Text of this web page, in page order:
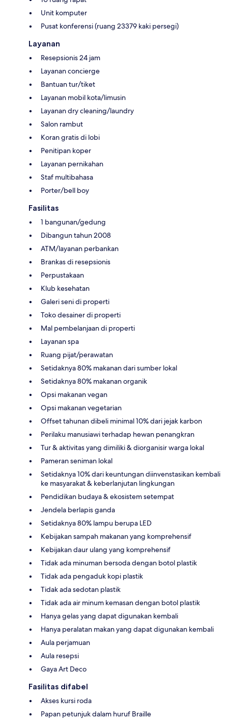
Unit komputer
Pusat konferensi (ruang 23379 kaki persegi)
Layanan
Resepsionis 24 jam
Layanan concierge
Bantuan tur/tiket
Layanan mobil kota/limusin
Layanan dry cleaning/laundry
Salon rambut
Koran gratis di lobi
Penitipan koper
Layanan pernikahan
Staf multibahasa
Porter/bell boy
Fasilitas
1 bangunan/gedung
Dibangun tahun 2008
ATM/layanan perbankan
Brankas di resepsionis
Perpustakaan
Klub kesehatan
Galeri seni di properti
Toko desainer di properti
Mal pembelanjaan di properti
Layanan spa
Ruang pijat/perawatan
Setidaknya 80% makanan dari sumber lokal
Setidaknya 80% makanan organik
Opsi makanan vegan
Opsi makanan vegetarian
Offset tahunan dibeli minimal 10% dari jejak karbon
Perilaku manusiawi terhadap hewan penangkran
Tur & aktivitas yang dimiliki & diorganisir warga lokal
Pameran seniman lokal
Setidaknya 10% dari keuntungan diinvenstasikan kembali
ke masyarakat & keberlanjutan lingkungan
Pendidikan budaya & ekosistem setempat
Jendela berlapis ganda
Setidaknya 80% lampu berupa LED
Kebijakan sampah makanan yang komprehensif
Kebijakan daur ulang yang komprehensif
Tidak ada minuman bersoda dengan botol plastik
Tidak ada pengaduk kopi plastik
Tidak ada sedotan plastik
Tidak ada air minum kemasan dengan botol plastik
Hanya gelas yang dapat digunakan kembali
Hanya peralatan makan yang dapat digunakan kembali
Aula perjamuan
Aula resepsi
Gaya Art Deco
Fasilitas difabel
Akses kursi roda
Papan petunjuk dalam huruf Braille